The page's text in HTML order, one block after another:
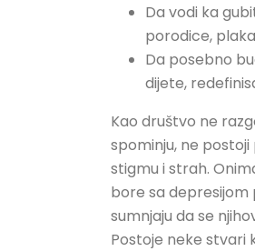
Da vodi ka
porodice,
Da posebno
dijete,
Kao društvo ne
spominju, ne
stigmu i strah.
bore sa depresijom
sumnjaju da se
Postoje neke stvari